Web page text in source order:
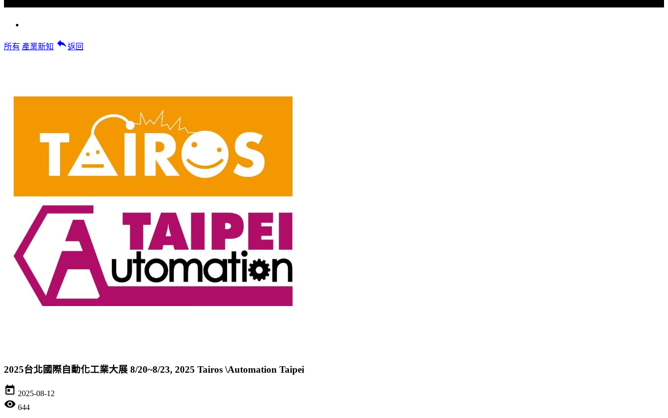
所有 產業新知 reply返回
2025台北國際自動化工業大展 8/20~8/23, 2025 Tairos \Automation Taipei
today 2025-08-12
visibility 644